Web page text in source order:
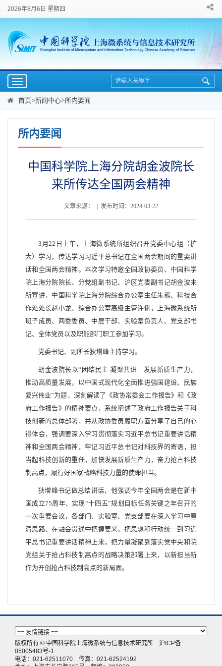
2026年8月6日 星期四
Toggle
navigation
首页>新闻中心>所内要闻
所内要闻
中国科学院上海分院胡金波院长
来所传达全国两会精神
文章来源： | 发布时间：2024-03-22
3月22日上午，上海微系统所组织召开党委中心组（扩
大）学习，传达学习习近平总书记在全国两会期间的重要讲
话和全国两会精神。本次学习特邀全国政协委员、中国科学
院上海分院院长、分党组副书记、沪区党委副书记胡金波来
所宣讲，中国科学院上海分院综合办公室主任朱熊、科技合
作处处长赵小龙、综合办公室高级主管许俐，上海微系统所
班子成员、两委委员、中层干部、实验室负责人、党支部书
记、全体党员以及职能部门职工参加学习。
党委书记、副所长狄增峰主持学习。
胡金波院长以“团结民主 凝聚共识∣发展新质生产力，
推动高质量发展，以中国式现代化全面推进强国建设、民族
复兴伟业”为题，深刻解读了《政协常委会工作报告》和《政
府工作报告》的精神要点，系统阐述了政府工作报告关于科
技创新的总体部署，并从政协委员履职方面分享了自己的心
得体会，强调要深入学习贯彻落实习近平总书记重要讲话精
神和全国两会精神，牢记习近平总书记对科技界的寄语，担
当起科技创新的重任，加快发展新质生产力，奋力抢占科技
制高点，履行好国家战略科技力量的使命担当。
狄增峰书记做总结讲话，他强调今年全国两会是在新中
国成立75周年、实现“十四五”规划目标任务关键之年召开的
一次重要会议，各部门、实验室、党支部要在深入学习中厘
清思路、在融会贯通中把握要义，把思想和行动统一到习近
平总书记重要讲话精神上来，把力量凝聚到落实党中央和院
党组关于抢占科技制高点的战略决策部署上来，以新担当新
作为开创抢占科技制高点的新局面。
版权所有 © 中国科学院上海微系统与信息技术研究所 沪ICP备
05005483号-1
电话：021-62511070 传真：021-62524192